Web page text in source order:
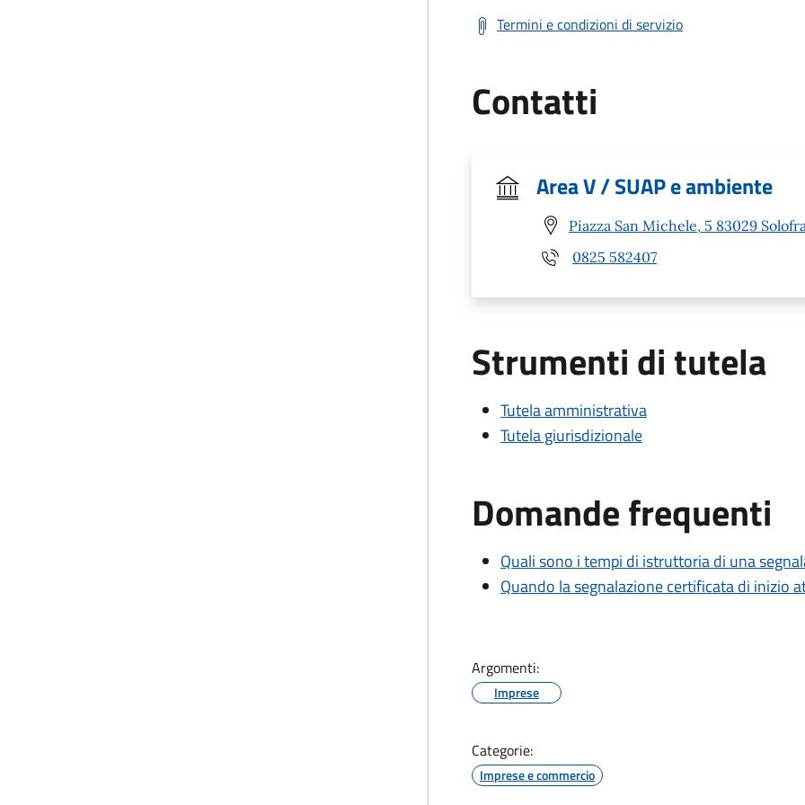
Termini e condizioni di servizio
Contatti
Area V / SUAP e ambiente
Piazza San Michele, 5 83029
0825 582407
Strumenti di tutela
Tutela amministrativa
Tutela giurisdizionale
Domande frequenti
Quali sono i tempi di istruttoria di una
Quando la segnalazione certificata di inizio
Argomenti:
Imprese
Categorie:
Imprese e commercio